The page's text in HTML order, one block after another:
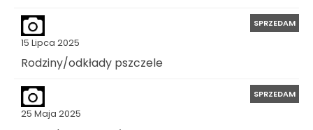
15 Lipca 2025
SPRZEDAM
Rodziny/odkłady pszczele
25 Maja 2025
SPRZEDAM